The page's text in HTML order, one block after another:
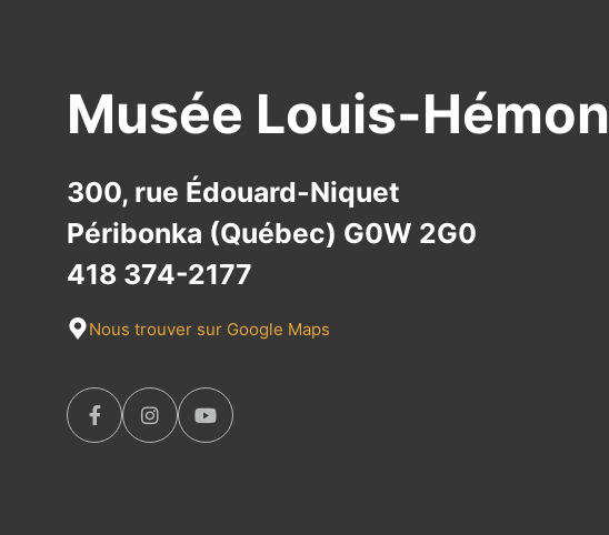
Musée Louis-Hémon
300, rue Édouard-Niquet
Péribonka (Québec) G0W 2G0
418 374-2177
Nous trouver sur Google Maps